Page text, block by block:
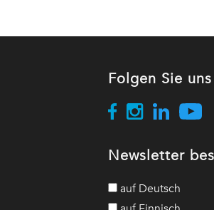
Folgen Sie
Newsletter
auf Deutsch